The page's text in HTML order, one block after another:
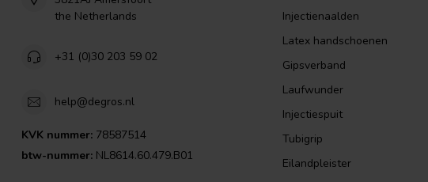
the Netherlands
+31 (0)30 203 59 02
help@degros.nl
KVK nummer: 78587514
btw-nummer: NL8614.60.479.B01
Injectienaalden
Latex handschoenen
Gipsverband
Laufwunder
Injectiespuit
Tubigrip
Eilandpleister